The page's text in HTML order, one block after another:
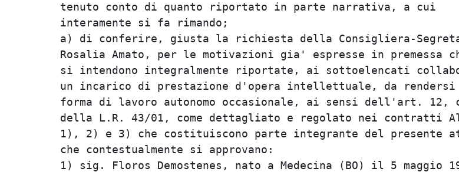
tenuto conto di quanto riportato in parte
interamente si fa
a) di conferire, giusta la richiesta della
Rosalia Amato, per le motivazioni gia' espresse in
si intendono integralmente riportate, ai
un incarico di prestazione d'opera intellettuale,
forma di lavoro autonomo occasionale, ai sensi
della L.R. 43/01, come dettagliato e regolato nei
1), 2) e 3) che costituiscono parte integrante del
che contestualmente si
1) sig. Floros Demostenes, nato a Medecina (BO) il